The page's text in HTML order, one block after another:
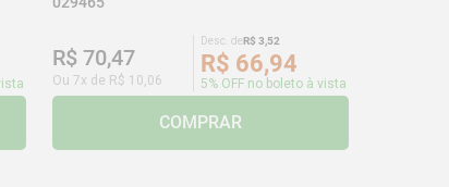
R$ 70,47
Ou7x de R$ 10 06
Desc. deR$ 3 52
R$ 66,94
5% OFF no boleto à vista
COMPRAR